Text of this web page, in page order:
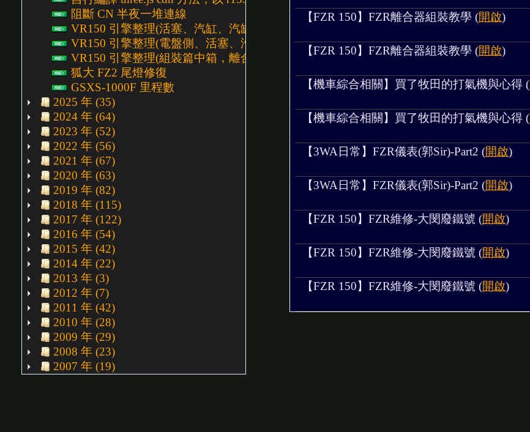
阻斷 CN 半夜一堆連線
VR150 引擎整理(活塞、汽缸、汽缸頭組裝) Part5
VR150 引擎整理(電盤側、活塞、汽缸頭) Part4
VR150 引擎整理(組裝篇中箱，離合器側) Part3
狐大 FZ2 尾燈修復
GSXS-1000F 里程數
2025 年 (35)
2024 年 (64)
2023 年 (52)
2022 年 (56)
2021 年 (67)
2020 年 (63)
2019 年 (82)
2018 年 (115)
2017 年 (122)
2016 年 (54)
2015 年 (42)
2014 年 (22)
2013 年 (3)
2012 年 (7)
2011 年 (42)
2010 年 (28)
2009 年 (29)
2008 年 (23)
2007 年 (19)
【FZR 150】FZR離合器組裝教學 (開啟)
【FZR 150】FZR離合器組裝教學 (開啟)
【機車綜合相關】買了牧田的打氣機與心得 (
【機車綜合相關】買了牧田的打氣機與心得 (
【3WA日常】FZR儀表(郭Sir)-Part2 (開啟)
【3WA日常】FZR儀表(郭Sir)-Part2 (開啟)
【FZR 150】FZR維修-大閔廢鐵號 (開啟)
【FZR 150】FZR維修-大閔廢鐵號 (開啟)
【FZR 150】FZR維修-大閔廢鐵號 (開啟)